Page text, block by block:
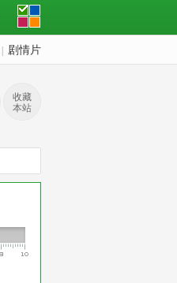
剧情片
收藏
本站